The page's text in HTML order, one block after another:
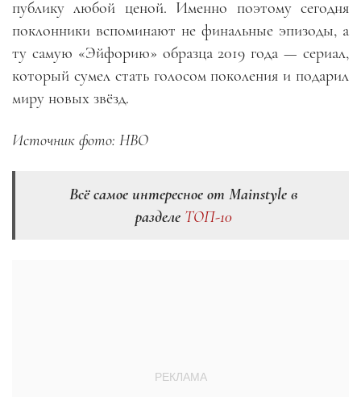
публику любой ценой. Именно поэтому сегодня
поклонники вспоминают не финальные эпизоды, а
ту самую «Эйфорию» образца 2019 года — сериал,
который сумел стать голосом поколения и подарил
миру новых звёзд.
Источник фото: HBO
Всё самое интересное от Mainstyle в
разделе ТОП-10